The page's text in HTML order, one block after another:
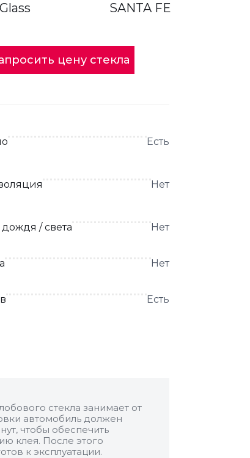
SANTA FE
цену стекла
Есть
Нет
/ света Нет
Нет
Есть
стекла занимает от
автомобиль должен
чтобы обеспечить
клея. После этого
к эксплуатации.